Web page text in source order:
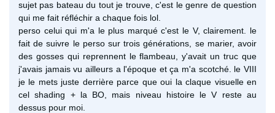
sujet pas bateau du tout je trouve, c'est le genre de question
qui me fait réfléchir a chaque fois lol.
perso celui qui m'a le plus marqué c'est le V, clairement. le
fait de suivre le perso sur trois générations, se marier, avoir
des gosses qui reprennent le flambeau, y'avait un truc que
j'avais jamais vu ailleurs a l'époque et ça m'a scotché. le VIII
je le mets juste derrière parce que oui la claque visuelle en
cel shading + la BO, mais niveau histoire le V reste au
dessus pour moi.